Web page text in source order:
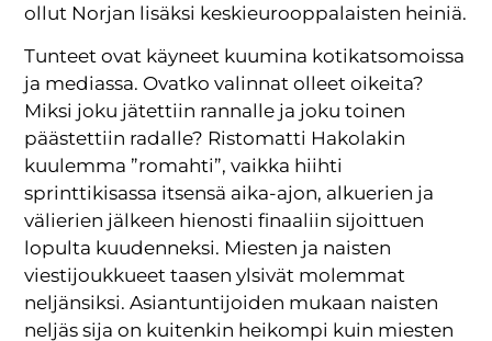
ollut Norjan lisäksi keskieurooppalaisten heiniä.
Tunteet ovat käyneet kuumina kotikatsomoissa
ja mediassa. Ovatko valinnat olleet oikeita?
Miksi joku jätettiin rannalle ja joku toinen
päästettiin radalle? Ristomatti Hakolakin
kuulemma ”romahti”, vaikka hiihti
sprinttikisassa itsensä aika-ajon, alkuerien ja
välierien jälkeen hienosti finaaliin sijoittuen
lopulta kuudenneksi. Miesten ja naisten
viestijoukkueet taasen ylsivät molemmat
neljänsiksi. Asiantuntijoiden mukaan naisten
neljäs sija on kuitenkin heikompi kuin miesten